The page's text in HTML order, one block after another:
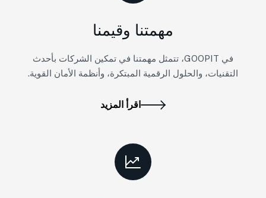
مهمتنا وقيمنا
في GOOPIT، تتمثل مهمتنا في تمكين الشركات بأحدث
التقنيات، والحلول الرقمية المبتكرة، وأنظمة الأمان القوية.
اقرأ المزيد